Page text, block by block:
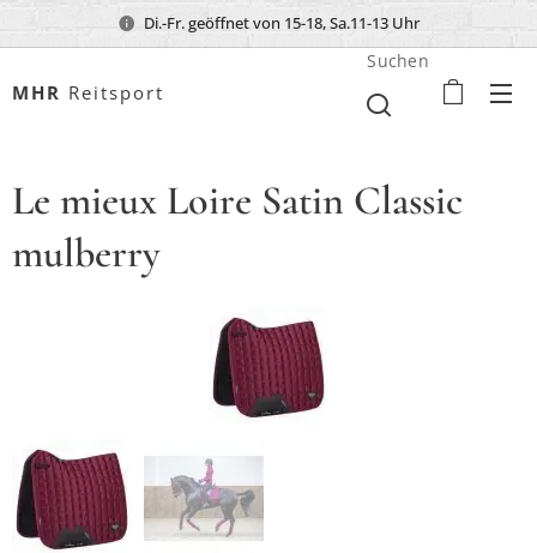
Di.-Fr. geöffnet von 15-18, Sa.11-13 Uhr
MHR Reitsport
Suchen
Le mieux Loire Satin Classic
mulberry